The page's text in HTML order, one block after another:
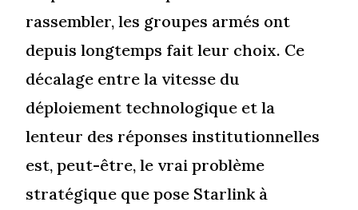
rassembler, les groupes armés ont
depuis longtemps fait leur choix. Ce
décalage entre la vitesse du
déploiement technologique et la
lenteur des réponses institutionnelles
est, peut-être, le vrai problème
stratégique que pose Starlink à